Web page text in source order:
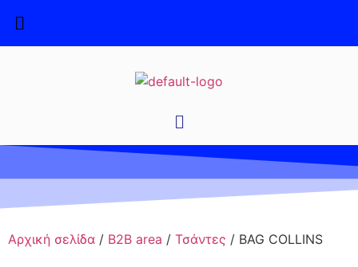
Αρχική σελίδα / B2B area / Τσάντες / BAG COLLINS